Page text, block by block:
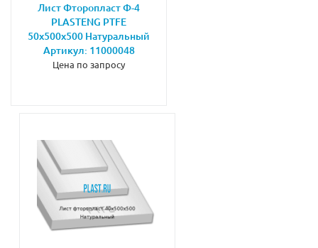
Лист Фторопласт Ф-4
PLASTENG PTFE
50х500х500 Натуральный
Артикул: 11000048
Цена по запросу